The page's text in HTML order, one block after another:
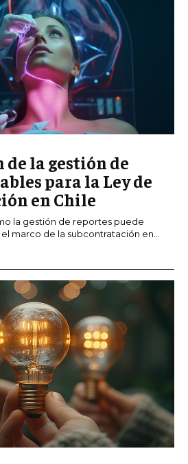
la gestión de
para la Ley de
en Chile
la gestión de reportes puede
marco de la subcontratación en...